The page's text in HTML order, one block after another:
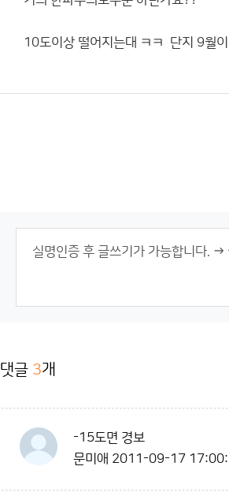
10도이상 떨어지는대 ㅋㅋ 단지 9월
댓글 3개
-15도면 경보
문미애 2011-09-17